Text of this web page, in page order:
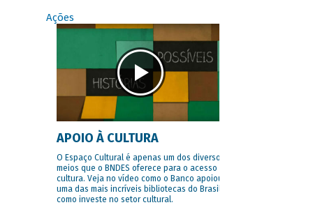
Ações
APOIO À CULTURA
O Espaço Cultural é apenas um dos diversos
meios que o BNDES oferece para o acesso à
cultura. Veja no vídeo como o Banco apoiou
uma das mais incríveis bibliotecas do Brasil e
como investe no setor cultural.